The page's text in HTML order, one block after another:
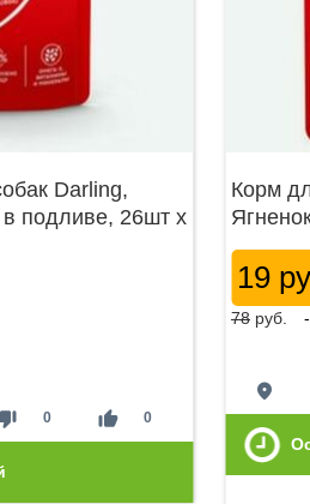
Darling,
в подливе, 26шт х
0 thumb_up 0
Корм
19
78 руб.
place